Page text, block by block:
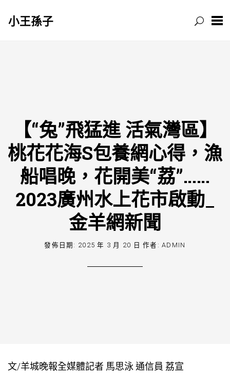
小王孫子
【“兔”飛猛進 活氣灣區】
桃花花海S包養網心得，漁
船唱晚，花開美“荔”……
2023廣州水上花市啟動_
金羊網新聞
發佈日期: 2025 年 3 月 20 日 作者:ADMIN
文/羊城晚報全媒體記者 馬思泳 通信員 荔宣